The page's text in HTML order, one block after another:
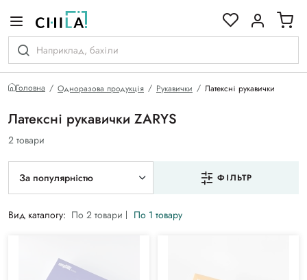
Головна Одноразова продукція Рукавички Латексні рукавички
Латексні рукавички ZARYS
2 товари
За популярністю ФІЛЬТР
Вид каталогу: По 2 товари По 1 товару
гамі